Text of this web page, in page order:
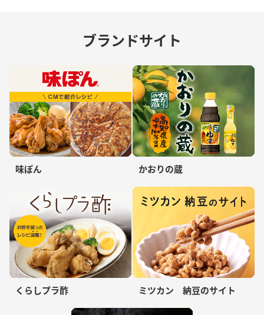
ブランドサイト
味ぽん かおりの蔵
くらしプラ酢 ミツカン 納豆のサイト